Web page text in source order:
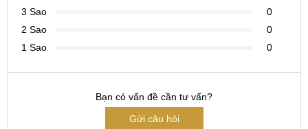
3 Sao
0
2 Sao
0
1 Sao
0
Bạn có vấn đề cần tư vấn?
Gửi câu hỏi